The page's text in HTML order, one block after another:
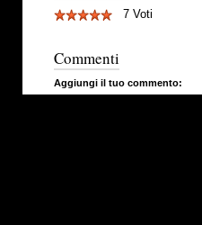
7 Voti
Commenti
Aggiungi il tuo commento: